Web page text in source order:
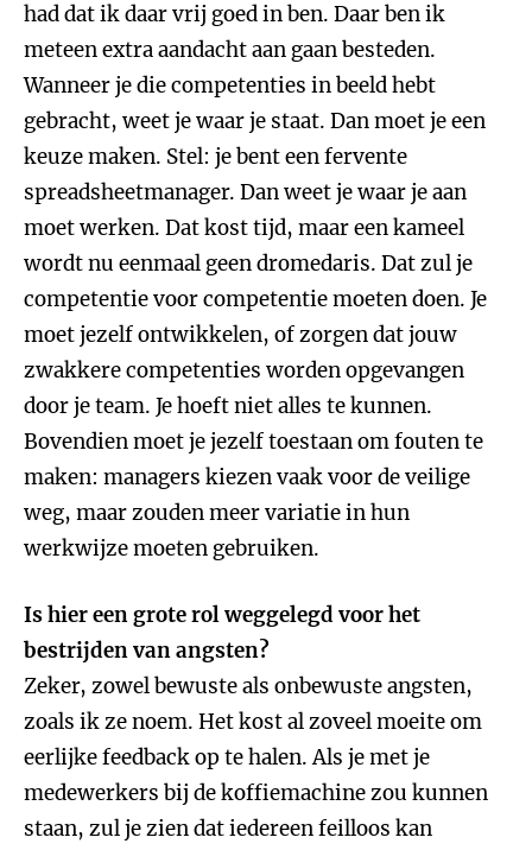
had dat ik daar vrij goed in ben. Daar ben ik
meteen extra aandacht aan gaan besteden.
Wanneer je die competenties in beeld hebt
gebracht, weet je waar je staat. Dan moet je een
keuze maken. Stel: je bent een fervente
spreadsheetmanager. Dan weet je waar je aan
moet werken. Dat kost tijd, maar een kameel
wordt nu eenmaal geen dromedaris. Dat zul je
competentie voor competentie moeten doen. Je
moet jezelf ontwikkelen, of zorgen dat jouw
zwakkere competenties worden opgevangen
door je team. Je hoeft niet alles te kunnen.
Bovendien moet je jezelf toestaan om fouten te
maken: managers kiezen vaak voor de veilige
weg, maar zouden meer variatie in hun
werkwijze moeten gebruiken.
Is hier een grote rol weggelegd voor het
bestrijden van angsten?
Zeker, zowel bewuste als onbewuste angsten,
zoals ik ze noem. Het kost al zoveel moeite om
eerlijke feedback op te halen. Als je met je
medewerkers bij de koffiemachine zou kunnen
staan, zul je zien dat iedereen feilloos kan